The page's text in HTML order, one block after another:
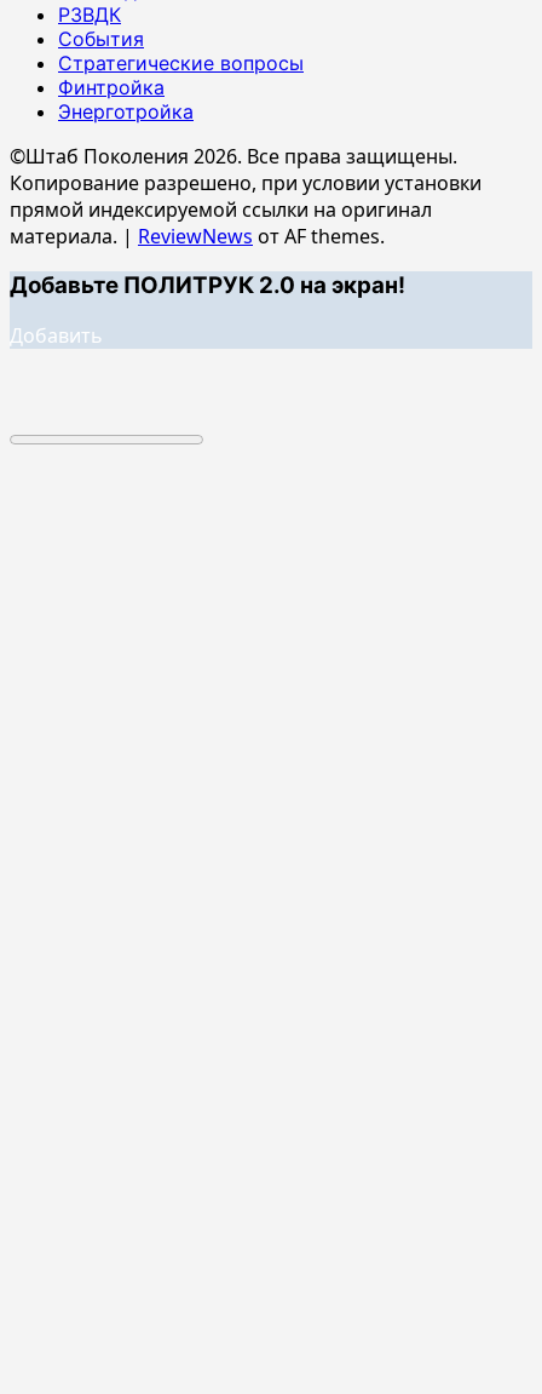
РЗВДК
События
Стратегические вопросы
Финтройка
Энерготройка
©Штаб Поколения 2026. Все права защищены.
Копирование разрешено, при условии установки
прямой индексируемой ссылки на оригинал
материала. | ReviewNews от AF themes.
Добавьте ПОЛИТРУК 2.0 на экран!
Добавить